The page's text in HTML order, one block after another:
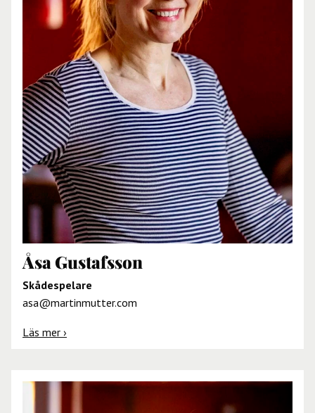
Åsa Gustafsson
Skådespelare
asa@martinmutter.com
Läs mer ›